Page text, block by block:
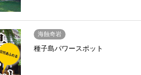
海蝕奇岩
種子島パワースポット